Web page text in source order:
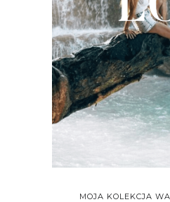
MOJA KOLEKCJA